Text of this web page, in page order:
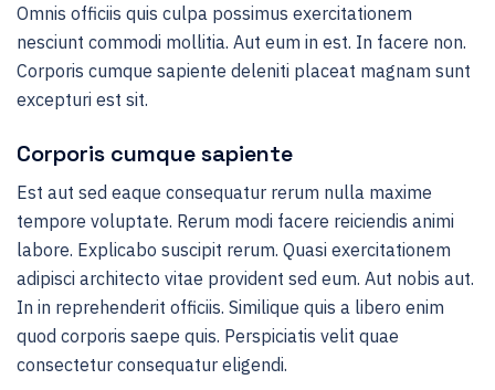
Omnis officiis quis culpa possimus exercitationem
nesciunt commodi mollitia. Aut eum in est. In facere non.
Corporis cumque sapiente deleniti placeat magnam sunt
excepturi est sit.
Corporis cumque sapiente
Est aut sed eaque consequatur rerum nulla maxime
tempore voluptate. Rerum modi facere reiciendis animi
labore. Explicabo suscipit rerum. Quasi exercitationem
adipisci architecto vitae provident sed eum. Aut nobis aut.
In in reprehenderit officiis. Similique quis a libero enim
quod corporis saepe quis. Perspiciatis velit quae
consectetur consequatur eligendi.